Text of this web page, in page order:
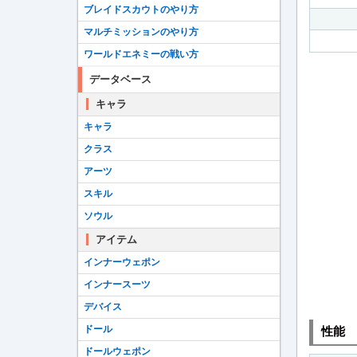
性能
ブレイドスカウトのやり方
マルチミッションのやり方
ワールドエネミーの戦い方
データベース
キャラ
キャラ
クラス
アーツ
スキル
ソウル
アイテム
インナーウェポン
インナースーツ
デバイス
ドール
ドールウェポン